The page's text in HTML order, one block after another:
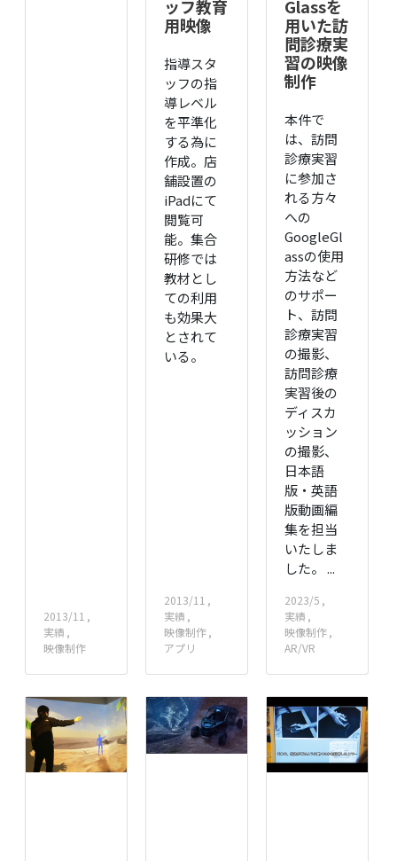
2013/11
実績
映像制作
ッフ教育
用映像
指導スタ
ッフの指
導レベル
を平準化
する為に
作成。店
舗設置の
iPadにて
閲覧可
能。集合
研修では
教材とし
ての利用
も効果大
とされて
いる。
2013/11
実績
映像制作
アプリ
Glassを
用いた訪
問診療実
習の映像
制作
本件で
は、訪問
診療実習
に参加さ
れる方々
への
GoogleGl
assの使用
方法など
のサポー
ト、訪問
診療実習
の撮影、
訪問診療
実習後の
ディスカ
ッション
の撮影、
日本語
版・英語
版動画編
集を担当
いたしま
した。 ...
2023/5
実績
映像制作
AR/VR